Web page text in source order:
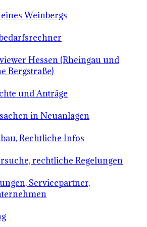
Weinbergs
Hessen (Rheingau und
Bergstraße)
und Anträge
in Neuanlagen
Rechtliche Infos
rechtliche Regelungen
Servicepartner,